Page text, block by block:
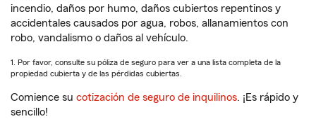
incendio, daños por humo, daños cubiertos repentinos y
accidentales causados por agua, robos, allanamientos con
robo, vandalismo o daños al vehículo.
1. Por favor, consulte su póliza de seguro para ver a una lista completa de la
propiedad cubierta y de las pérdidas cubiertas.
Comience su cotización de seguro de inquilinos. ¡Es rápido y
sencillo!